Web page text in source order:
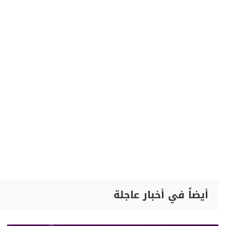
أيضاً في أخبار عاجلة